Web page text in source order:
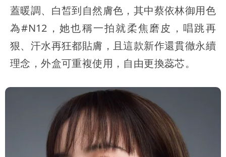
蓋暖調、白皙到自然膚色，其中蔡依林御用色
為#N12，她也稱一拍就柔焦磨皮，唱跳再
狠、汗水再狂都貼膚，且這款新作還貫徹永續
理念，外盒可重複使用，自由更換蕊芯。